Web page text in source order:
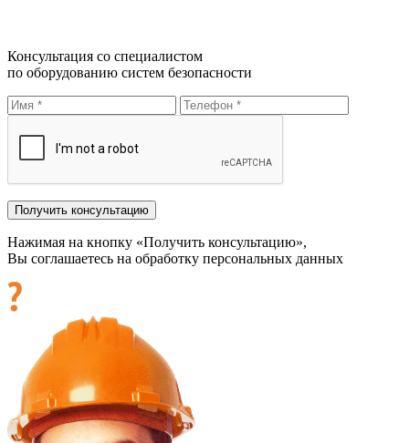
Консультация со специалистом
по оборудованию систем безопасности
Нажимая на кнопку «Получить консультацию»,
Вы соглашаетесь на обработку персональных данных